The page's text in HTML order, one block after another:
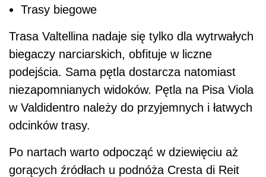
Trasy biegowe
Trasa Valtellina nadaje się tylko dla wytrwałych
biegaczy narciarskich, obfituje w liczne
podejścia. Sama pętla dostarcza natomiast
niezapomnianych widoków. Pętla na Pisa Viola
w Valdidentro należy do przyjemnych i łatwych
odcinków trasy.
Po nartach warto odpocząć w dziewięciu aż
gorących źródłach u podnóża Cresta di Reit